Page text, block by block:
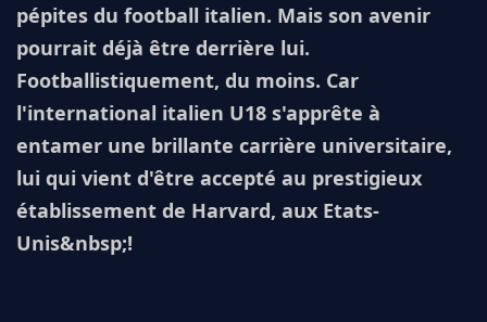
pépites du football italien. Mais son avenir
pourrait déjà être derrière lui.
Footballistiquement, du moins. Car
l'international italien U18 s'apprête à
entamer une brillante carrière universitaire,
lui qui vient d'être accepté au prestigieux
établissement de Harvard, aux Etats-
Unis&nbsp;!